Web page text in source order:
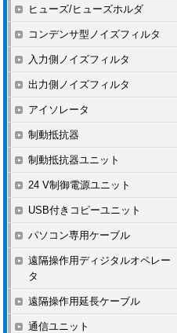
ヒューズ/ヒューズホルダ
コンデンサ型ノイズフィルタ
入力側ノイズフィルタ
出力側ノイズフィルタ
アイソレータ
制動抵抗器
制動抵抗器ユニット
24 V制御電源ユニット
USB付きコピーユニット
パソコン専用ケーブル
遠隔操作用ディジタルオペレー
タ
遠隔操作用延長ケーブル
通信ユニット